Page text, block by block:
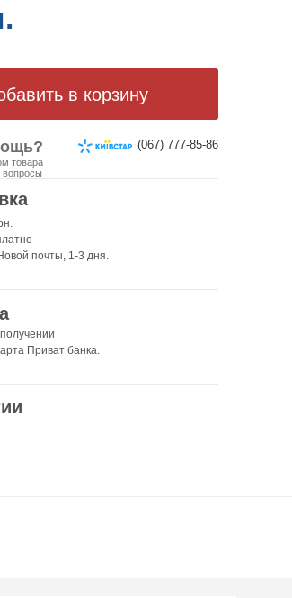
товара
(067) 777-85-86
почты, 1-3 дня.
Приват банка.